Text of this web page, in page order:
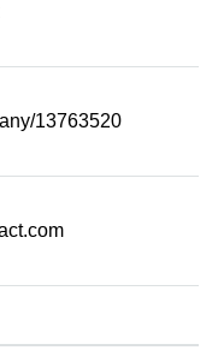
13763520